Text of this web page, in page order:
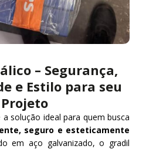
– Segurança,
e Estilo para seu
Projeto
a solução ideal para quem busca
seguro e esteticamente
em aço galvanizado, o gradil